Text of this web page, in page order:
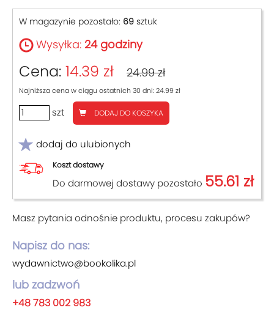
W magazynie pozostało: 69 sztuk
Wysyłka: 24 godziny
Cena: 14.39 zł 24.99 zł
Najniższa cena w ciągu ostatnich 30 dni: 24.99 zł
szt DODAJ DO KOSZYKA
dodaj do ulubionych
Koszt dostawy
Do darmowej dostawy pozostało 55.61 zł
Masz pytania odnośnie produktu, procesu zakupów?
Napisz do nas:
wydawnictwo@bookolika.pl
lub zadzwoń
+48 783 002 983